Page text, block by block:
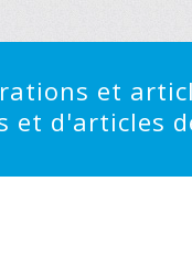
et
et